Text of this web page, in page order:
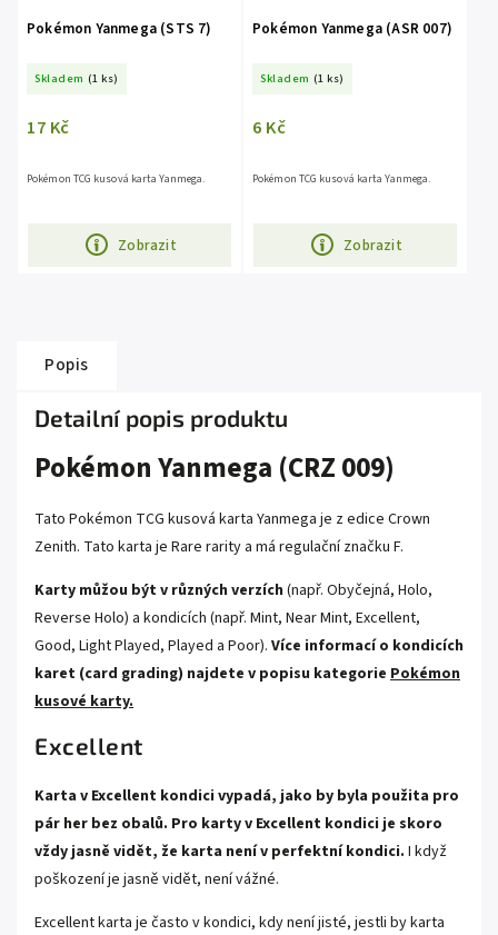
Pokémon Yanmega (STS 7)
Skladem (1 ks)
17 Kč
Zobrazit
Pokémon TCG kusová karta Yanmega.
Pokémon Yanmega (ASR 007)
Skladem (1 ks)
6 Kč
Zobrazit
Pokémon TCG kusová karta Yanmega.
Popis
Detailní popis produktu
Pokémon Yanmega (CRZ 009)
Tato Pokémon TCG kusová karta Yanmega je z edice Crown
Zenith. Tato karta je Rare rarity a má regulační značku F.
Karty můžou být v různých verzích (např. Obyčejná, Holo,
Reverse Holo) a kondicích (např. Mint, Near Mint, Excellent,
Good, Light Played, Played a Poor). Více informací o kondicích
karet (card grading) najdete v popisu kategorie Pokémon
kusové karty.
Excellent
Karta v Excellent kondici vypadá, jako by byla použita pro
pár her bez obalů. Pro karty v Excellent kondici je skoro
vždy jasně vidět, že karta není v perfektní kondici. I když
poškození je jasně vidět, není vážné.
Excellent karta je často v kondici, kdy není jisté, jestli by karta